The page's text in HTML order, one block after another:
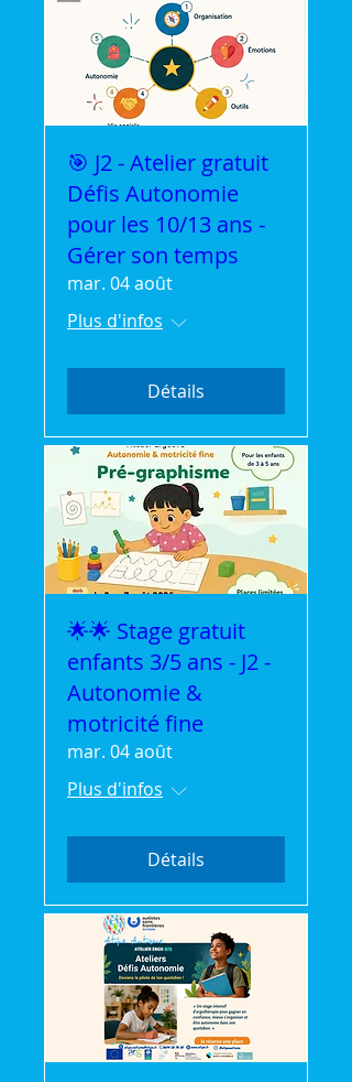
🎯 J2 - Atelier gratuit
Défis Autonomie
pour les 10/13 ans -
Gérer son temps
mar. 04 août
Plus d'infos
Détails
🌟🌟 Stage gratuit
enfants 3/5 ans - J2 -
Autonomie &
motricité fine
mar. 04 août
Plus d'infos
Détails